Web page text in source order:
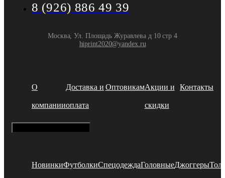
8 (926) 886 49 39
Москва, Ул. Площадь Журавлева д 10 стр 4
hiprint2020@yandex.ru
О
компании
Доставка и
оплата
ОптовикамАкции и
скидки
Контакты
НовинкиФутболкиСпецодеждаГоловныеДжоггеры